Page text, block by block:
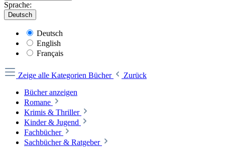
Sprache:
Deutsch
Deutsch
English
Français
Zeige alle Kategorien Bücher
Zurück
Bücher anzeigen
Romane
Krimis & Thriller
Kinder & Jugend
Fachbücher
Sachbücher & Ratgeber